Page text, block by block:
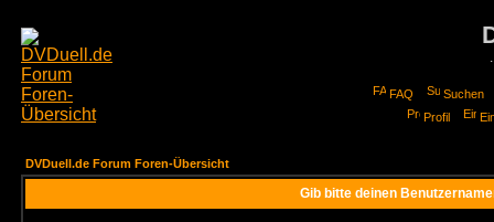
FAQ
Suchen
Profil
DVDuell.de Forum Foren-Übersicht
Gib bitte deinen